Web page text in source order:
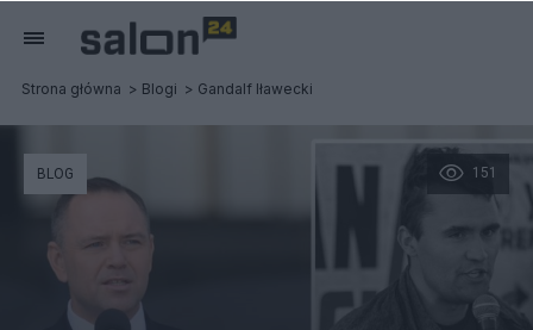
Strona główna Blogi Gandalf Iławecki
151
BLOG